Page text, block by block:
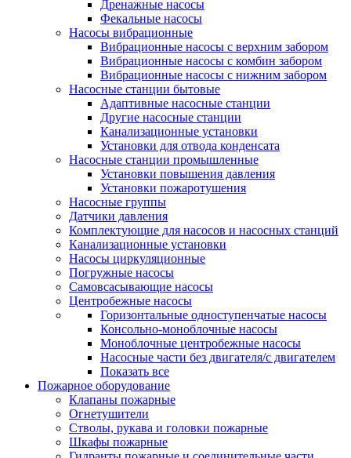
Дренажные насосы
Фекальные насосы
Насосы вибрационные
Вибрационные насосы с верхним забором
Вибрационные насосы с комбин забором
Вибрационные насосы с нижним забором
Насосные станции бытовые
Адаптивные насосные станции
Другие насосные станции
Канализационные установки
Установки для отвода конденсата
Насосные станции промышленные
Установки повышения давления
Установки пожаротушения
Насосные группы
Датчики давления
Комплектующие для насосов и насосных станций
Канализационные установки
Насосы циркуляционные
Погружные насосы
Самовсасывающие насосы
Центробежные насосы
Горизонтальные одноступенчатые насосы
Консольно-моноблочные насосы
Моноблочные центробежные насосы
Насосные части без двигателя/с двигателем
Показать все
Пожарное оборудование
Клапаны пожарные
Огнетушители
Стволы, рукава и головки пожарные
Шкафы пожарные